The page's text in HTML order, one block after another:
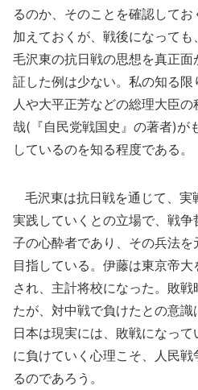
るのか、そのことを確認して
加えておくが、戦後になって
毛沢東の抗日戦の思想を真正
証した例は少ない。私の知る
人や大平正芳などの総理大臣
哉(『自民党戦国史』の著者)が
しているのを知る程度である。
毛沢東は抗日戦を通じて、実
実践していくとの立場で、戦
子の心酔者であり、その兵法
目指している。伊藤は東京帝
され、主計将校になった。敗
たが、対中戦で負けたとの意
日本は現実には、敗戦になっ
に負けていく心理こそ、人民
るのであろう。